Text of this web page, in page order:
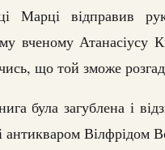
Марці відправив
вченому Атанасіусу
що той зможе
була загублена і
антикваром Вілфрідом